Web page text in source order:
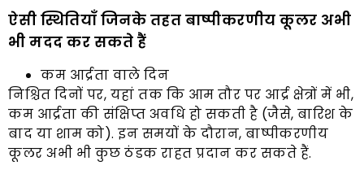
ऐसी स्थितियाँ जिनके तहत बाष्पीकरणीय कूलर अभी
भी मदद कर सकते हैं
कम आर्द्रता वाले दिन
निश्चित दिनों पर, यहां तक ​​कि आम तौर पर आर्द्र क्षेत्रों में भी,
कम आर्द्रता की संक्षिप्त अवधि हो सकती है (जैसे, बारिश के
बाद या शाम को). इन समयों के दौरान, बाष्पीकरणीय
कूलर अभी भी कुछ ठंडक राहत प्रदान कर सकते हैं.